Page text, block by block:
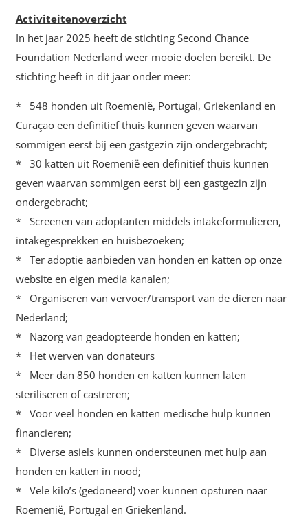
Activiteitenoverzicht
In het jaar 2025 heeft de stichting Second Chance
Foundation Nederland weer mooie doelen bereikt. De
stichting heeft in dit jaar onder meer:
* 548 honden uit Roemenië, Portugal, Griekenland en
Curaçao een definitief thuis kunnen geven waarvan
sommigen eerst bij een gastgezin zijn ondergebracht;
* 30 katten uit Roemenië een definitief thuis kunnen
geven waarvan sommigen eerst bij een gastgezin zijn
ondergebracht;
* Screenen van adoptanten middels intakeformulieren,
intakegesprekken en huisbezoeken;
* Ter adoptie aanbieden van honden en katten op onze
website en eigen media kanalen;
* Organiseren van vervoer/transport van de dieren naar
Nederland;
* Nazorg van geadopteerde honden en katten;
* Het werven van donateurs
* Meer dan 850 honden en katten kunnen laten
steriliseren of castreren;
* Voor veel honden en katten medische hulp kunnen
financieren;
* Diverse asiels kunnen ondersteunen met hulp aan
honden en katten in nood;
* Vele kilo’s (gedoneerd) voer kunnen opsturen naar
Roemenië, Portugal en Griekenland.